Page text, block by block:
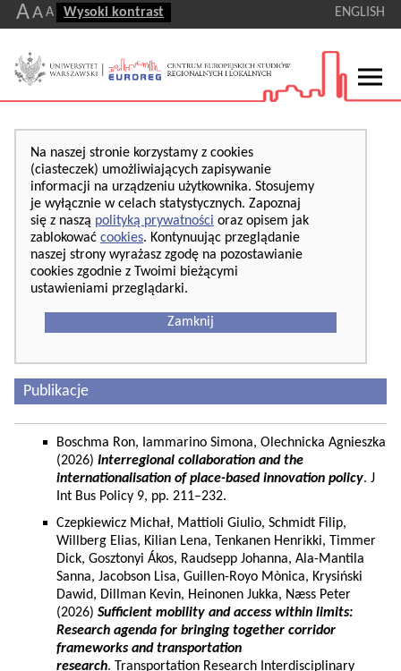
AA A Wysoki kontrast ENGLISH
Na naszej stronie korzystamy z cookies
(ciasteczek) umożliwiających zapisywanie
informacji na urządzeniu użytkownika. Stosujemy
je wyłącznie w celach statystycznych. Zapoznaj
się z naszą polityką prywatności oraz opisem jak
zablokować cookies. Kontynuując przeglądanie
naszej strony wyrażasz zgodę na pozostawianie
cookies zgodnie z Twoimi bieżącymi
ustawieniami przeglądarki.
Zamknij
Publikacje
Boschma Ron, Iammarino Simona, Olechnicka Agnieszka
(2026) Interregional collaboration and the
internationalisation of place-based innovation policy. J
Int Bus Policy 9, pp. 211–232.
Czepkiewicz Michał, Mattioli Giulio, Schmidt Filip,
Willberg Elias, Kilian Lena, Tenkanen Henrikki, Timmer
Dick, Gosztonyi Ákos, Raudsepp Johanna, Ala-Mantila
Sanna, Jacobson Lisa, Guillen-Royo Mònica, Krysiński
Dawid, Dillman Kevin, Heinonen Jukka, Næss Peter
(2026) Sufficient mobility and access within limits:
Research agenda for bringing together corridor
frameworks and transportation
research. Transportation Research Interdisciplinary